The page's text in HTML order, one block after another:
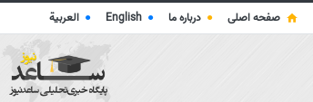
صفحه اصلی ● درباره ما ●
English
● العربية